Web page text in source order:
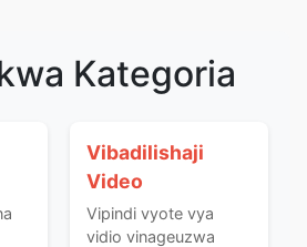
Kategoria
Vibadilishaji
Video
Vipindi vyote vya
vidio vinageuzwa